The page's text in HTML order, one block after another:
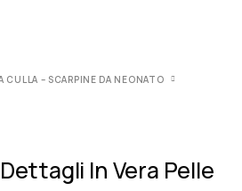
CULLA – SCARPINE DA NEONATO
In Vera Pelle